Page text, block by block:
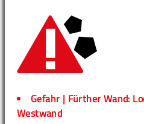
Gefahr | Fürther Wand:
Westwand